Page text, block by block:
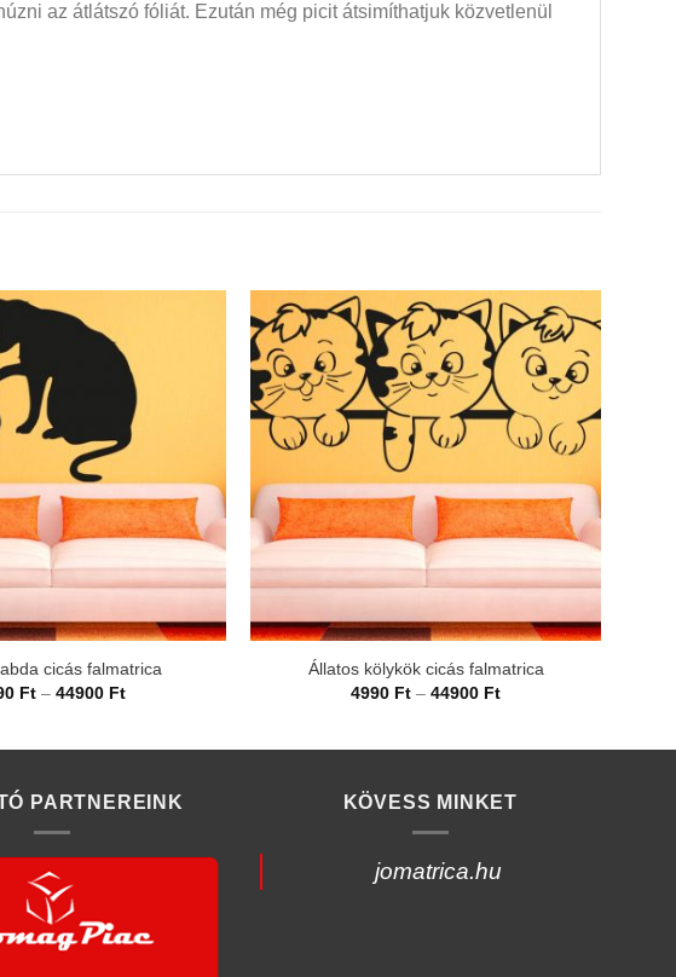
az átlátszó fóliát. Ezután még picit átsimíthatjuk közvetlenül
cicás falmatrica
Ft – 44900 FtÁrtartomány:
Állatos kölykök cicás falmatrica
4990 Ft – 44900 FtÁrtartomány:
PARTNEREINK KÖVESS MINKET
jomatrica.hu